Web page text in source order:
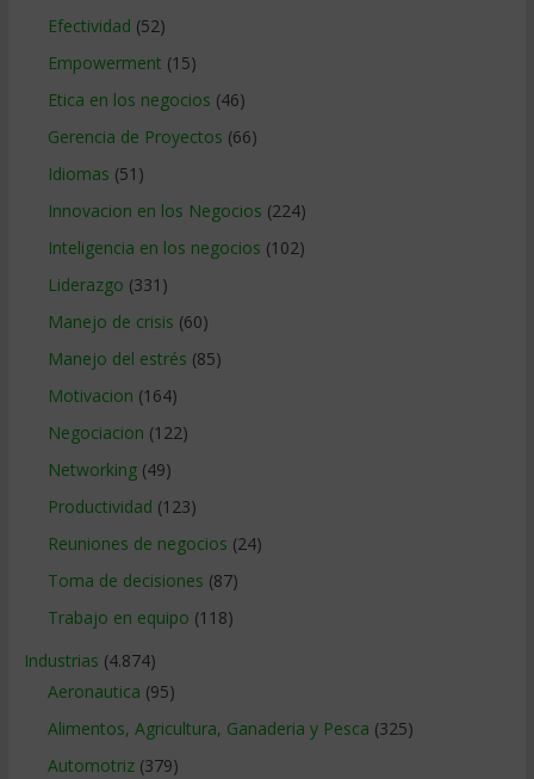
Efectividad (52)
Empowerment (15)
Etica en los negocios (46)
Gerencia de Proyectos (66)
Idiomas (51)
Innovacion en los Negocios (224)
Inteligencia en los negocios (102)
Liderazgo (331)
Manejo de crisis (60)
Manejo del estrés (85)
Motivacion (164)
Negociacion (122)
Networking(49)
Productividad (123)
Reuniones de negocios (24)
Toma de decisiones (87)
Trabajo en equipo (118)
Industrias (4.874)
Aeronautica (95)
Alimentos, Agricultura, Ganaderia y Pesca (325)
Automotriz(379)